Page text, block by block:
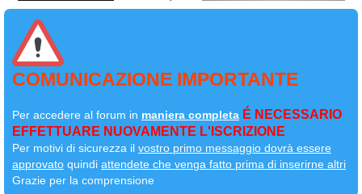
COMUNICAZIONE IMPORTANTE
Per accedere al forum in maniera completa É NECESSARIO
EFFETTUARE NUOVAMENTE L'ISCRIZIONE
Per motivi di sicurezza il vostro primo messaggio dovrà essere
approvato quindi attendete che venga fatto prima di inserirne altri
Grazie per la comprensione